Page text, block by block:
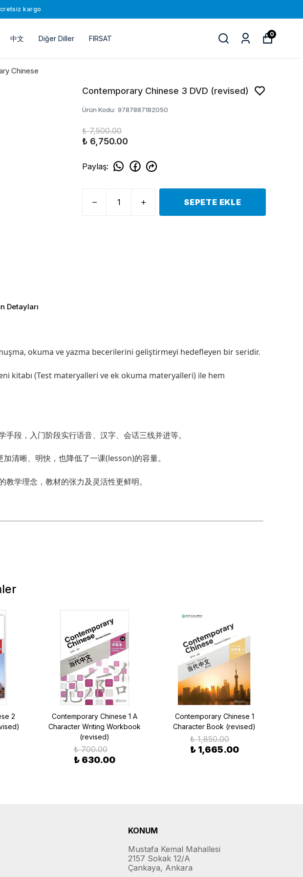
kargo
中文 Diğer Diller FIRSAT
0
Chinese
Contemporary Chinese 3 DVD (revised)
Ürün Kodu: 9787887182050
₺ 7,500.00
₺ 6,750.00
Paylaş:
SEPETE EKLE
Detayları
okuma ve yazma becerilerini geliştirmeyi hedefleyen bir seridir.
kitabı (Test materyalleri ve ek okuma materyalleri) ile hem
段，入门阶段实行语音、汉字、会话三线并进等。
清晰、明快，也降低了一课(lesson)的容量。
学理念，教材的张力及灵活性更鲜明。
2
Contemporary Chinese 1 A
Character Writing Workbook
(revised)
₺ 700.00
₺ 630.00
Contemporary Chinese 1
Character Book (revised)
₺ 1,850.00
₺ 1,665.00
KONUM
Mustafa Kemal Mahallesi
2157 Sokak 12/A
Çankaya, Ankara